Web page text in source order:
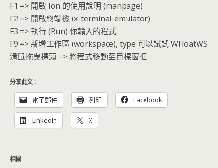
F1 => 開啟 Ion 的使用說明 (manpage)
F2 => 開啟終端機 (x-terminal-emulator)
F3 => 執行 (Run) 你輸入的程式
F9 => 新增工作區 (workspace), type 可以試試 WFloatWS
滑鼠拖曳標頭 => 將程式移動至目標窗框
分享此文：
電子郵件 列印 Facebook
LinkedIn X
相關